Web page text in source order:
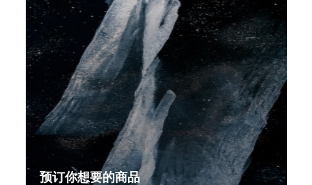
预订你想要的商品